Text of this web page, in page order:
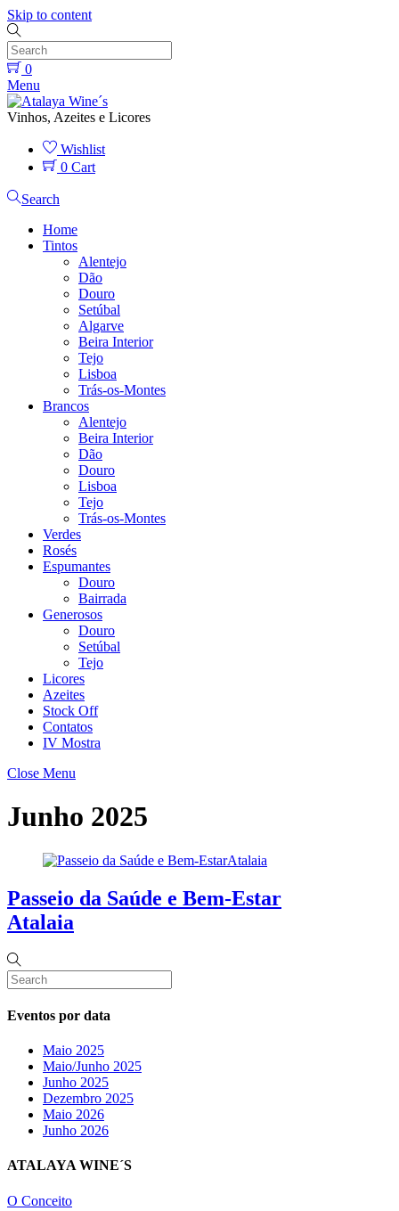
Skip to content
0
Menu
Vinhos, Azeites e Licores
Wishlist
0 Cart
Search
Home
Tintos
Alentejo
Dão
Douro
Setúbal
Algarve
Beira Interior
Tejo
Lisboa
Trás-os-Montes
Brancos
Alentejo
Beira Interior
Dão
Douro
Lisboa
Tejo
Trás-os-Montes
Verdes
Rosés
Espumantes
Douro
Bairrada
Generosos
Douro
Setúbal
Tejo
Licores
Azeites
Stock Off
Contatos
IV Mostra
Close Menu
Junho 2025
Passeio da Saúde e Bem-Estar
Atalaia
Eventos por data
Maio 2025
Maio/Junho 2025
Junho 2025
Dezembro 2025
Maio 2026
Junho 2026
ATALAYA WINE´S
O Conceito